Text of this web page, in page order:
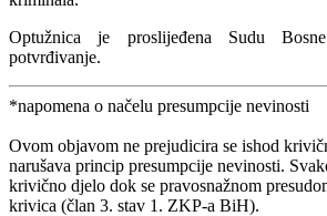
Optužnica je proslijeđena Sudu
potvrđivanje.
*napomena o načelu presumpcije nevinosti
Ovom objavom ne prejudicira se ishod
narušava princip presumpcije nevinosti.
krivično djelo dok se pravosnažnom
krivica (član 3. stav 1. ZKP-a BiH).